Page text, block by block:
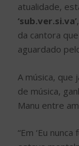
atualidade,
‘sub.ver.si.va’
da cantora
aguardado
A música, que
de música,
Manu entre
“Em ‘Eu